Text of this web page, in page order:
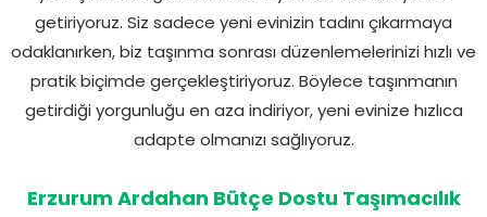
getiriyoruz. Siz sadece yeni evinizin tadını çıkarmaya
odaklanırken, biz taşınma sonrası düzenlemelerinizi hızlı ve
pratik biçimde gerçekleştiriyoruz. Böylece taşınmanın
getirdiği yorgunluğu en aza indiriyor, yeni evinize hızlıca
adapte olmanızı sağlıyoruz.
Erzurum Ardahan Bütçe Dostu Taşımacılık